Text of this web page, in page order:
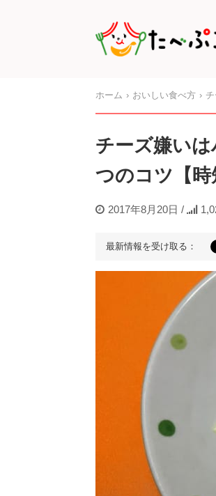
ホーム おいしい食べ方
チーズ嫌い
つのコツ【時
2017年8月20日 /
最新情報を受け取る：